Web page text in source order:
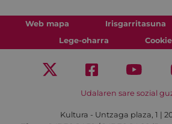
Web mapa Irisgarritasuna
Lege-oharra
Udalaren sare sozial
Kultura - Untzaga plaza, 1 |